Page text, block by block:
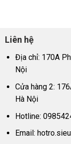
Liên hệ
Địa chỉ: 170A
Nội
Cửa hàng 2:
Hà Nội
Hotline:
Email: